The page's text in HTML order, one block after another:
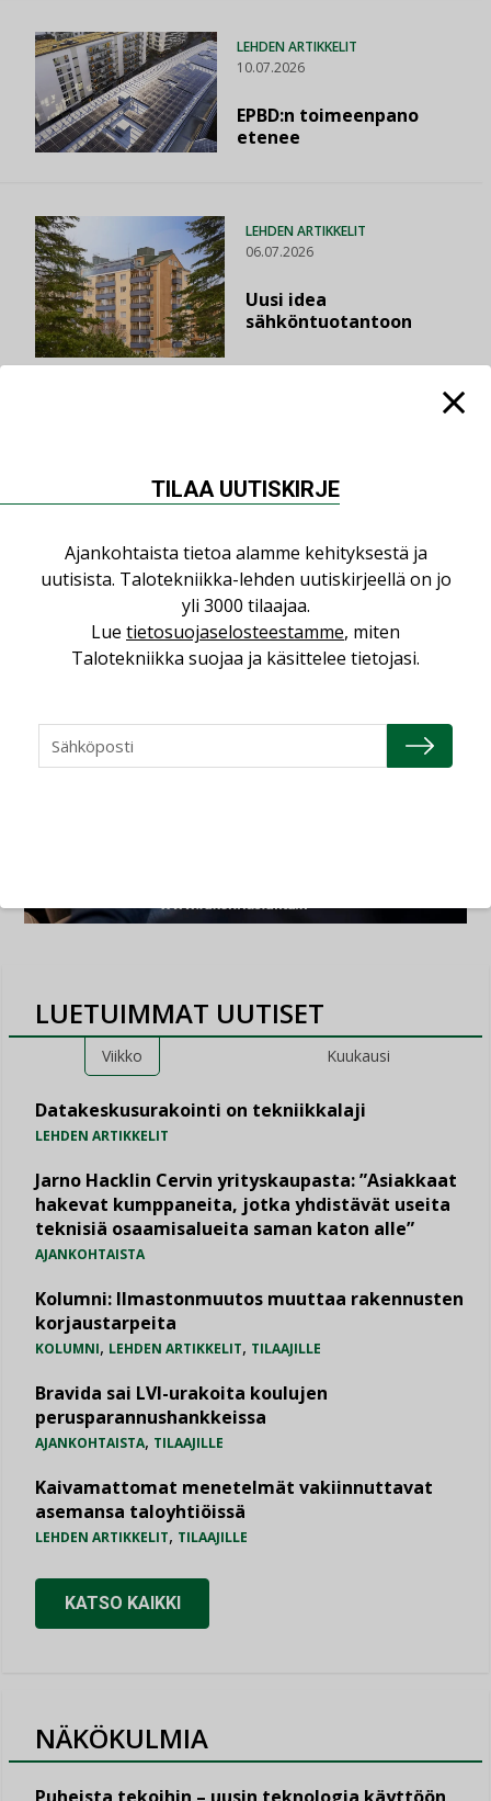
LEHDEN ARTIKKELIT
10.07.2026
EPBD:n toimeenpano
etenee
LEHDEN ARTIKKELIT
06.07.2026
Uusi idea
sähköntuotantoon
LUETUIMMAT UUTISET
Viikko Kuukausi
Datakeskusurakointi on tekniikkalaji
LEHDEN ARTIKKELIT
Jarno Hacklin Cervin yrityskaupasta: ”Asiakkaat
hakevat kumppaneita, jotka yhdistävät useita
teknisiä osaamisalueita saman katon alle”
AJANKOHTAISTA
Kolumni: Ilmastonmuutos muuttaa rakennusten
korjaustarpeita
KOLUMNI, LEHDEN ARTIKKELIT, TILAAJILLE
Bravida sai LVI-urakoita koulujen
perusparannushankkeissa
AJANKOHTAISTA, TILAAJILLE
Kaivamattomat menetelmät vakiinnuttavat
asemansa taloyhtiöissä
LEHDEN ARTIKKELIT, TILAAJILLE
KATSO KAIKKI
NÄKÖKULMIA
TILAA UUTISKIRJE
Ajankohtaista tietoa alamme kehityksestä ja
uutisista. Talotekniikka-lehden uutiskirjeellä on jo
yli 3000 tilaajaa.
Lue tietosuojaselosteestamme, miten
Talotekniikka suojaa ja käsittelee tietojasi.